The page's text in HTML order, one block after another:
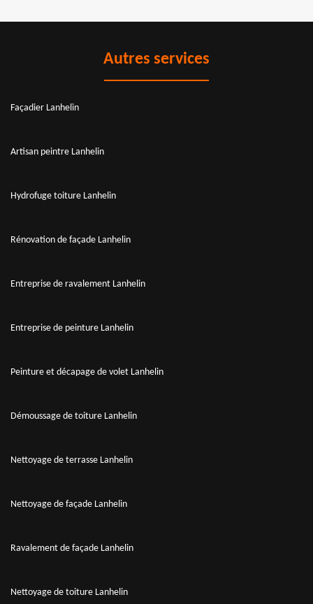
Autres services
Façadier Lanhelin
Artisan peintre Lanhelin
Hydrofuge toiture Lanhelin
Rénovation de façade Lanhelin
Entreprise de ravalement Lanhelin
Entreprise de peinture Lanhelin
Peinture et décapage de volet Lanhelin
Démoussage de toiture Lanhelin
Nettoyage de terrasse Lanhelin
Nettoyage de façade Lanhelin
Ravalement de façade Lanhelin
Nettoyage de toiture Lanhelin